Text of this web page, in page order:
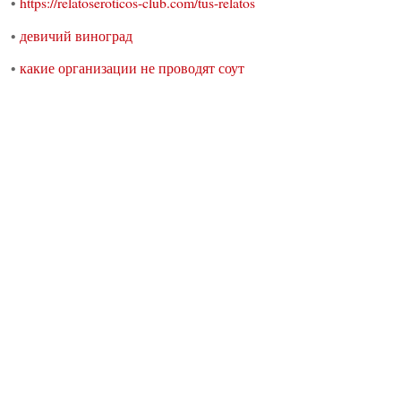
• девичий виноград
• какие организации не проводят соут